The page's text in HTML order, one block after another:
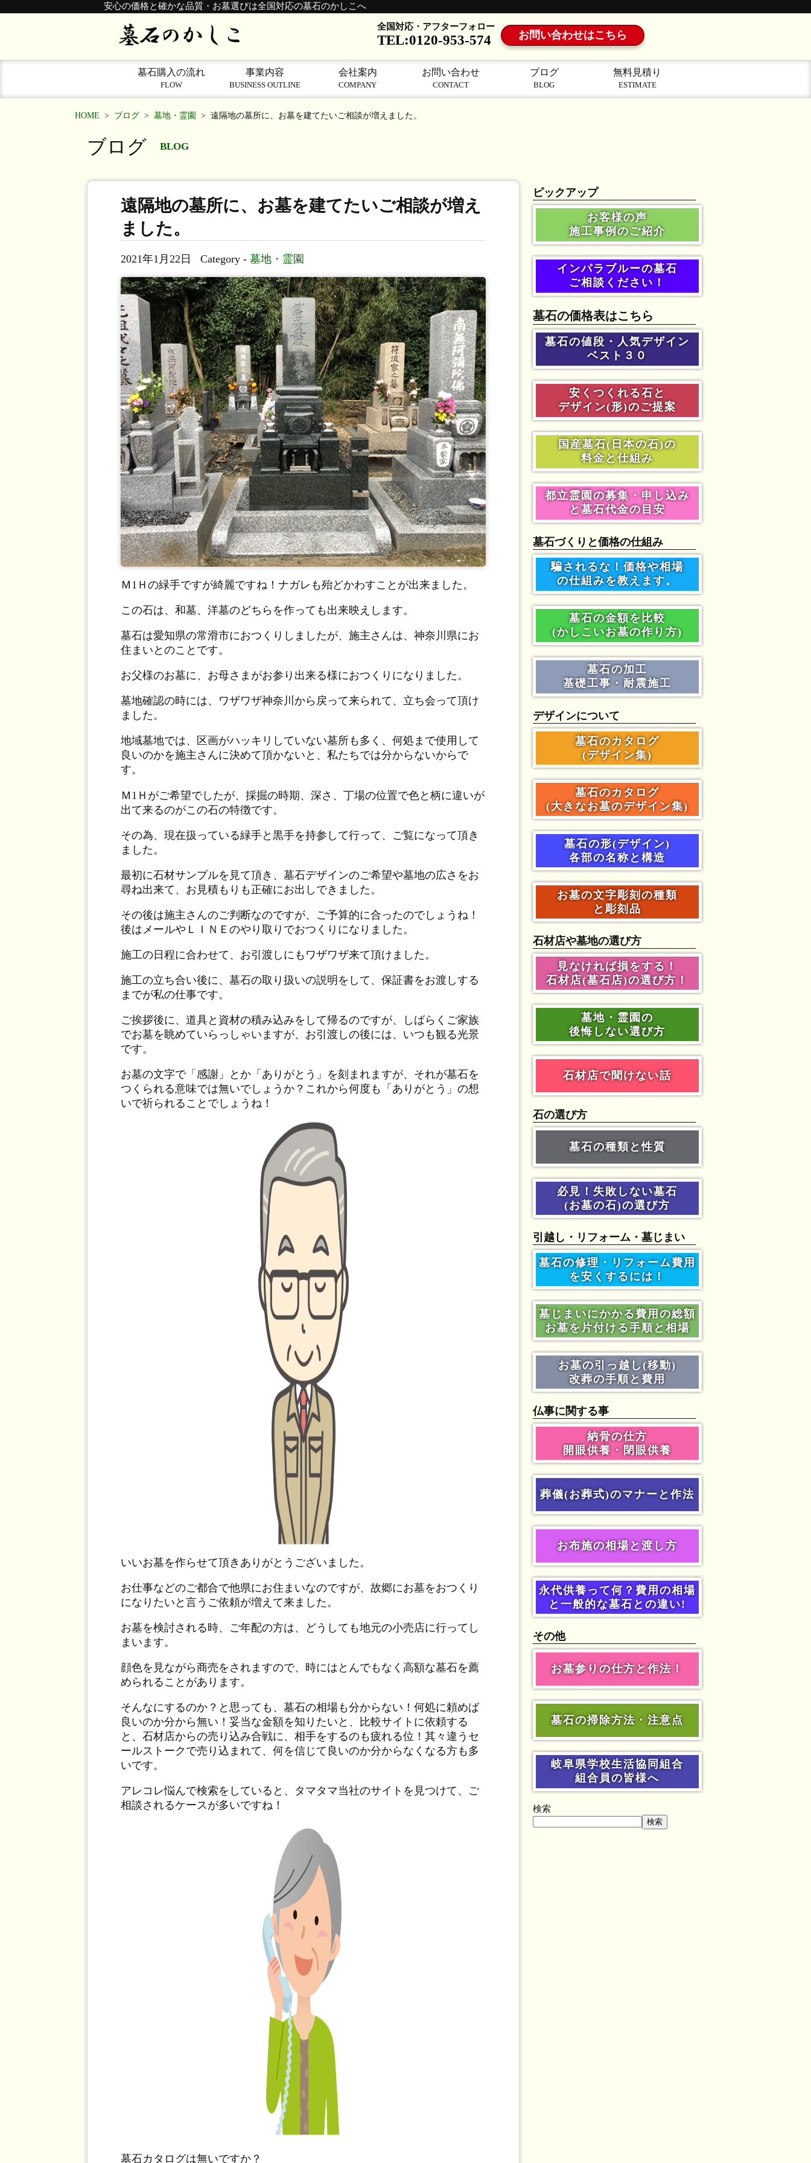
安心の価格と確かな品質・お墓選びは全国対応の墓石のかしこへ
全国対応・アフターフォロー
TEL:0120-953-574 お問い合わせはこちら
墓石購入の流れ
FLOW
事業内容
BUSINESS OUTLINE
会社案内
COMPANY
お問い合わせ
CONTACT
ブログ
BLOG
無料見積り
ESTIMATE
HOME > ブログ > 墓地・霊園 > 遠隔地の墓所に、お墓を建てたいご相談が増えました。
ブログ BLOG
遠隔地の墓所に、お墓を建てたいご相談が増え
ました。
2021年1月22日 Category - 墓地・霊園
Ｍ1Ｈの緑手ですが綺麗ですね！ナガレも殆どかわすことが出来ました。
この石は、和墓、洋墓のどちらを作っても出来映えします。
墓石は愛知県の常滑市におつくりしましたが、施主さんは、神奈川県にお
住まいとのことです。
お父様のお墓に、お母さまがお参り出来る様におつくりになりました。
墓地確認の時には、ワザワザ神奈川から戻って来られて、立ち会って頂け
ました。
地域墓地では、区画がハッキリしていない墓所も多く、何処まで使用して
良いのかを施主さんに決めて頂かないと、私たちでは分からないからで
す。
Ｍ1Ｈがご希望でしたが、採掘の時期、深さ、丁場の位置で色と柄に違いが
出て来るのがこの石の特徴です。
その為、現在扱っている緑手と黒手を持参して行って、ご覧になって頂き
ました。
最初に石材サンプルを見て頂き、墓石デザインのご希望や墓地の広さをお
尋ね出来て、お見積もりも正確にお出しできました。
その後は施主さんのご判断なのですが、ご予算的に合ったのでしょうね！
後はメールやＬＩＮＥのやり取りでおつくりになりました。
施工の日程に合わせて、お引渡しにもワザワザ来て頂けました。
施工の立ち合い後に、墓石の取り扱いの説明をして、保証書をお渡しする
までが私の仕事です。
ご挨拶後に、道具と資材の積み込みをして帰るのですが、しばらくご家族
でお墓を眺めていらっしゃいますが、お引渡しの後には、いつも観る光景
です。
お墓の文字で「感謝」とか「ありがとう」を刻まれますが、それが墓石を
つくられる意味では無いでしょうか？これから何度も「ありがとう」の想
いで祈られることでしょうね！
いいお墓を作らせて頂きありがとうございました。
お仕事などのご都合で他県にお住まいなのですが、故郷にお墓をおつくり
になりたいと言うご依頼が増えて来ました。
お墓を検討される時、ご年配の方は、どうしても地元の小売店に行ってし
まいます。
顔色を見ながら商売をされますので、時にはとんでもなく高額な墓石を薦
められることがあります。
そんなにするのか？と思っても、墓石の相場も分からない！何処に頼めば
良いのか分から無い！妥当な金額を知りたいと、比較サイトに依頼する
と、石材店からの売り込み合戦に、相手をするのも疲れる位！其々違うセ
ールストークで売り込まれて、何を信じて良いのか分からなくなる方も多
いです。
アレコレ悩んで検索をしていると、タマタマ当社のサイトを見つけて、ご
相談されるケースが多いですね！
墓石カタログは無いですか？
ピックアップ
お客様の声
施工事例のご紹介
インパラブルーの墓石
ご相談ください！
墓石の価格表はこちら
墓石の値段・人気デザイン
ベスト３０
安くつくれる石と
デザイン(形)のご提案
国産墓石(日本の石)の
料金と仕組み
都立霊園の募集・申し込み
と墓石代金の目安
墓石づくりと価格の仕組み
騙されるな！価格や相場
の仕組みを教えます。
墓石の金額を比較
(かしこいお墓の作り方)
墓石の加工
基礎工事・耐震施工
デザインについて
墓石のカタログ
(デザイン集)
墓石のカタログ
(大きなお墓のデザイン集)
墓石の形(デザイン)
各部の名称と構造
お墓の文字彫刻の種類
と彫刻品
石材店や墓地の選び方
見なければ損をする！
石材店(墓石店)の選び方！
墓地・霊園の
後悔しない選び方
石材店で聞けない話
石の選び方
墓石の種類と性質
必見！失敗しない墓石
(お墓の石)の選び方
引越し・リフォーム・墓じまい
墓石の修理・リフォーム費用
を安くするには！
墓じまいにかかる費用の総額
お墓を片付ける手順と相場
お墓の引っ越し(移動)
改葬の手順と費用
仏事に関する事
納骨の仕方
開眼供養・閉眼供養
葬儀(お葬式)のマナーと作法
お布施の相場と渡し方
永代供養って何？費用の相場
と一般的な墓石との違い!
その他
お墓参りの仕方と作法！
墓石の掃除方法・注意点
岐阜県学校生活協同組合
組合員の皆様へ
検索
検索